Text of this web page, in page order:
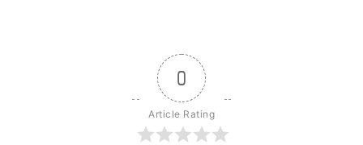
0
Article Rating